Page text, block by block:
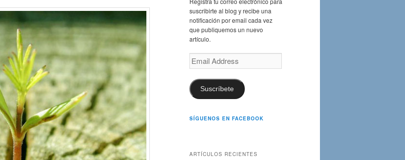
suscribirte al blog y recibe una
notificación por email cada vez
que publiquemos un nuevo
artículo.
Email
Address
Suscríbete
SÍGUENOS EN FACEBOOK
ARTÍCULOS RECIENTES